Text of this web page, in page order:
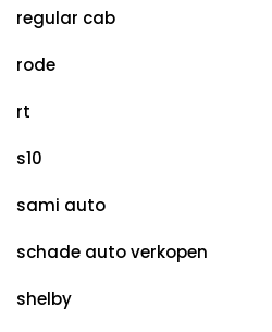
regular cab
rode
rt
s10
sami auto
schade auto verkopen
shelby